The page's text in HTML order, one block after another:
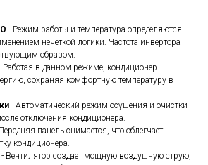
- Режим работы и температура определяются
нечеткой логики. Частота инвертора
образом.
Работая в данном режиме, кондиционер
сохраняя комфортную температуру в
- Автоматический режим осушения и очистки
отключения кондиционера.
панель снимается, что облегчает
кондиционера.
- Вентилятор создает мощную воздушную струю,